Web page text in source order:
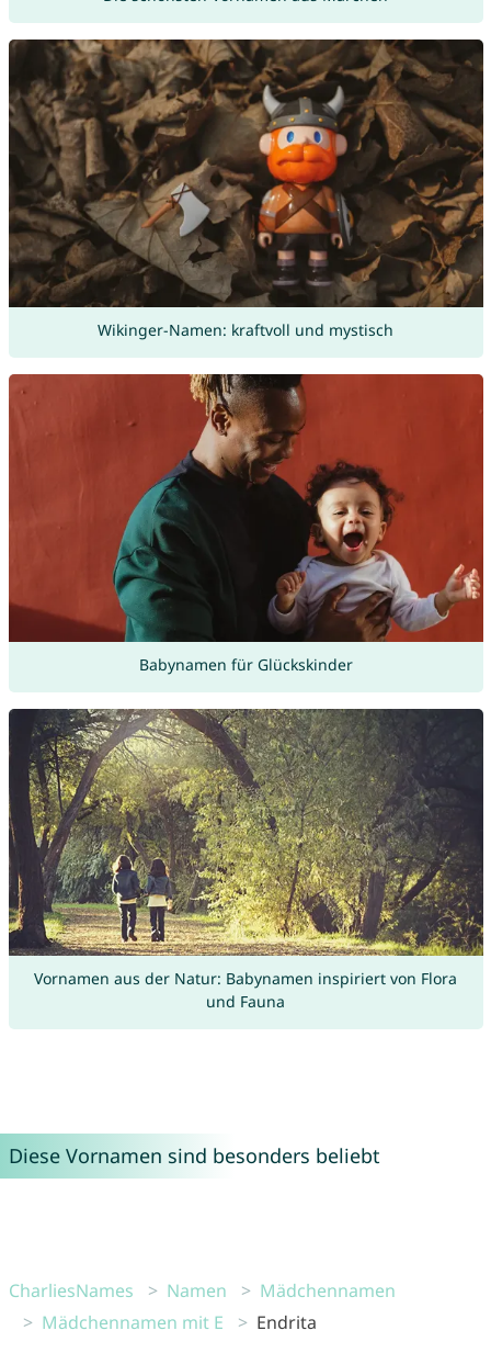
Wikinger-Namen: kraftvoll und mystisch
Babynamen für Glückskinder
Vornamen aus der Natur: Babynamen inspiriert von Flora
und Fauna
Diese Vornamen sind besonders beliebt
CharliesNames Namen
Mädchennamen
Mädchennamen mit E
Endrita